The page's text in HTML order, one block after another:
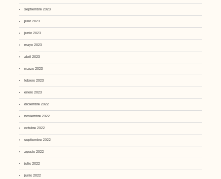
septiembre 2023
julio 2023
junio 2023
mayo 2023
abril 2023
marzo 2023
febrero 2023
enero 2023
diciembre 2022
noviembre 2022
octubre 2022
septiembre 2022
agosto 2022
julio 2022
junio 2022